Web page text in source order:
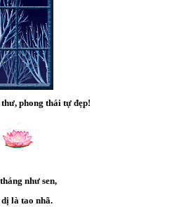
phong thái tự đẹp!
như sen,
là tao nhã.